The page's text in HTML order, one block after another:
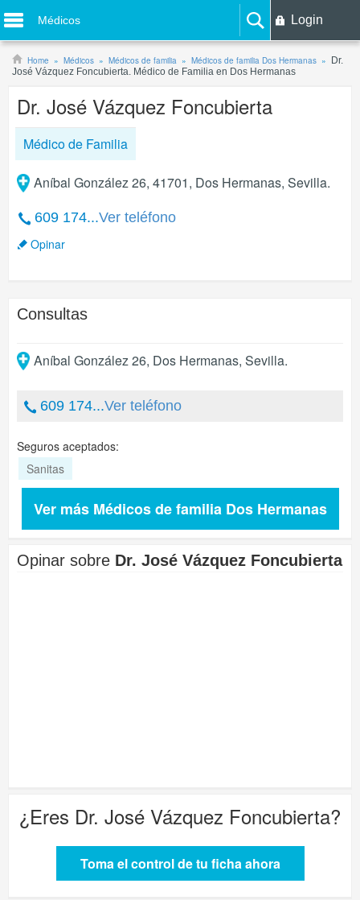
Médicos Login
Home Médicos Médicos de familia Médicos de familia Dos Hermanas
Dr.
José Vázquez Foncubierta. Médico de Familia en Dos Hermanas
Dr. José Vázquez Foncubierta
Médico de Familia
Aníbal González 26, 41701, Dos Hermanas, Sevilla.
609 174...Ver teléfono
Opinar
Consultas
Aníbal González 26, Dos Hermanas, Sevilla.
609 174...Ver teléfono
Seguros aceptados:
Sanitas
Ver más Médicos de familia Dos Hermanas
Opinar sobre Dr. José Vázquez Foncubierta
¿Eres Dr. José Vázquez Foncubierta?
Toma el control de tu ficha ahora